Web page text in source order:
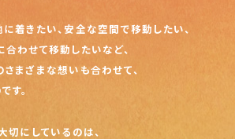
着きたい、安全な空間で移動したい、
わせて移動したいなど、
まざまな想いも合わせて、
す。
切にしているのは、